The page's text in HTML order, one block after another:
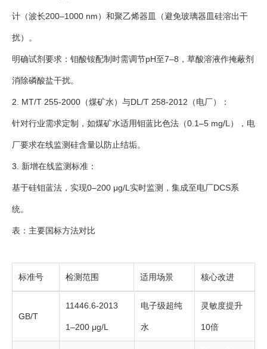
计（波长200–1000 nm）和聚乙烯器皿（避免玻璃器皿硅溶出干
扰）。
明确试剂要求：钼酸铵配制时需调节pH至7–8，草酸溶液作掩蔽剂
消除磷酸盐干扰。
2. MT/T 255-2000（煤矿水）与DL/T 258-2012（电厂）：
针对行业需求定制，如煤矿水适用钼蓝比色法（0.1–5 mg/L），电
厂要求在线监测硅含量以防止结垢。
3. 新增在线监测标准：
基于硅钼蓝法，实现0–200 μg/L实时监测，集成至电厂DCS系
统。
表：主要国标方法对比
标准号 检测范围 适用场景 核心改进
GB/T
11446.6-2013
1–200 μg/L
电子级超纯
水
灵敏度提升
10倍